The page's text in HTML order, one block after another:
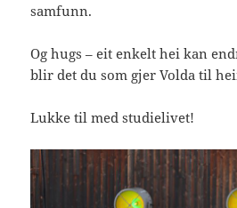
samfunn.
Og hugs – eit enkelt hei kan
blir det du som gjer Volda til
Lukke til med studielivet!